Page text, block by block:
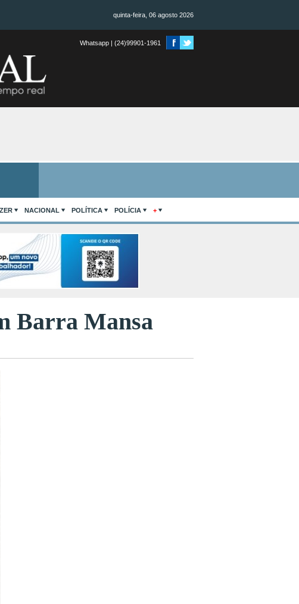
quinta-feira, 06 agosto 2026
Whatsapp | (24)99901-1961
NACIONAL POLÍTICA POLÍCIA +
Barra Mansa